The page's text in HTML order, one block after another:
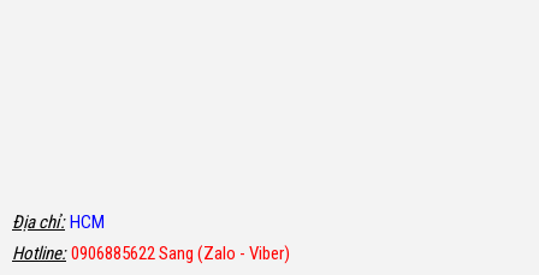
Địa chỉ: HCM
Hotline: 0906885622 Sang (Zalo - Viber)